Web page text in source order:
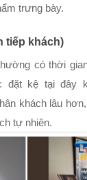
trưng bày.
tiếp khách)
có thời
đặt kệ tại đây
khách lâu
tự nhiên.